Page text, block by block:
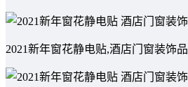
2021新年窗花静电贴,酒店门窗装饰品